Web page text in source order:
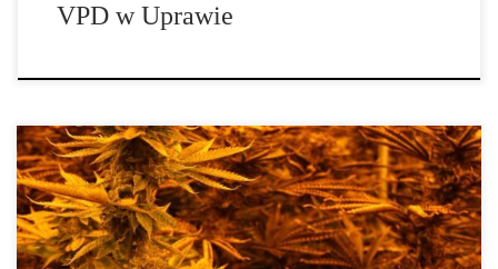
VPD w Uprawie
Innowacyjne Strategie Ochrony Konopi przed Patogenami –
Przewodnik dla Nowoczesnych Producentów. Dynamiczny rozwój
przemysłu konopnego niesie ze sobą nie tylko szanse, ale również